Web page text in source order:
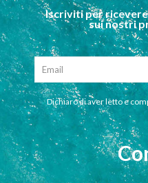
Iscriviti per
sui nostri
Dichiaro di aver letto e